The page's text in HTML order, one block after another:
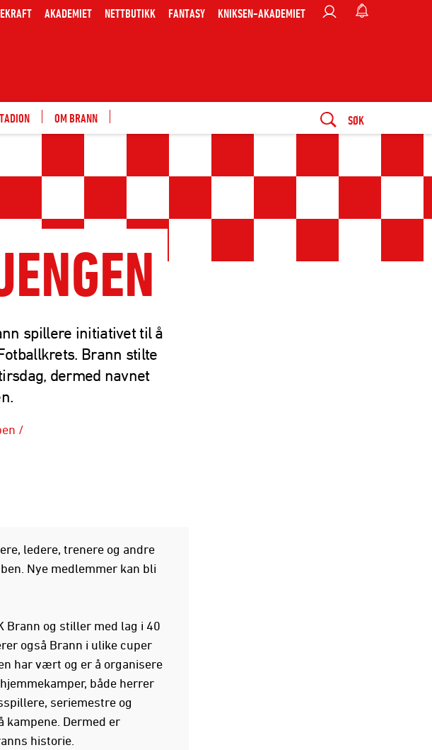
AKADEMIET NETTBUTIKK FANTASY KNIKSEN-AKADEMIET
OM BRANN SØK
spillere initiativet til å
Brann stilte
dermed navnet
/
ledere, trenere og andre
Nye medlemmer kan bli
Brann og stiller med lag i 40
også Brann i ulike cuper
har vært og er å organisere
både herrer
seriemestre og
kampene. Dermed er
historie.